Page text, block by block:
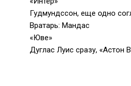
Гудмундссон, еще одно
Вратарь: Мандас
«Юве»
Дуглас Луис сразу, «Астон